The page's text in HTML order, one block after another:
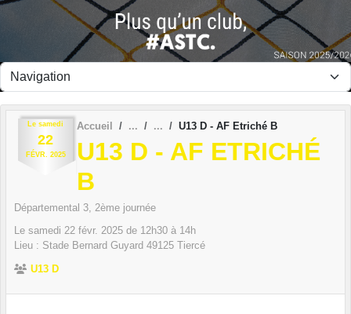
Le samedi
22
FÉVR. 2025
Accueil U13 D - AF Etriché B
U13 D - AF ETRICHÉ
B
Départemental 3, 2ème journée
Le samedi 22 févr. 2025 de 12h30 à 14h
Lieu : Stade Bernard Guyard 49125 Tiercé
U13 D
Panneau de gestion des cookies